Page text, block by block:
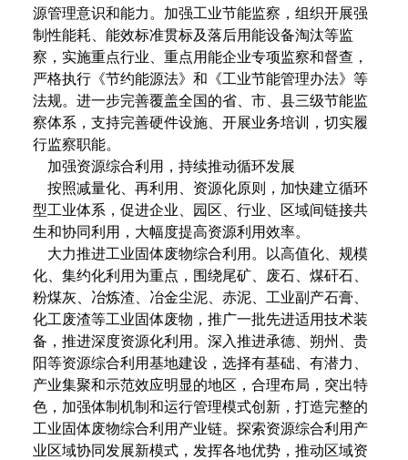
源管理意识和能力。加强工业节能监察，组织开展强
制性能耗、能效标准贯标及落后用能设备淘汰等监
察，实施重点行业、重点用能企业专项监察和督查，
严格执行《节约能源法》和《工业节能管理办法》等
法规。进一步完善覆盖全国的省、市、县三级节能监
察体系，支持完善硬件设施、开展业务培训，切实履
行监察职能。
加强资源综合利用，持续推动循环发展
按照减量化、再利用、资源化原则，加快建立循环
型工业体系，促进企业、园区、行业、区域间链接共
生和协同利用，大幅度提高资源利用效率。
大力推进工业固体废物综合利用。以高值化、规模
化、集约化利用为重点，围绕尾矿、废石、煤矸石、
粉煤灰、冶炼渣、冶金尘泥、赤泥、工业副产石膏、
化工废渣等工业固体废物，推广一批先进适用技术装
备，推进深度资源化利用。深入推进承德、朔州、贵
阳等资源综合利用基地建设，选择有基础、有潜力、
产业集聚和示范效应明显的地区，合理布局，突出特
色，加强体制机制和运行管理模式创新，打造完整的
工业固体废物综合利用产业链。探索资源综合利用产
业区域协同发展新模式，发挥各地优势，推动区域资